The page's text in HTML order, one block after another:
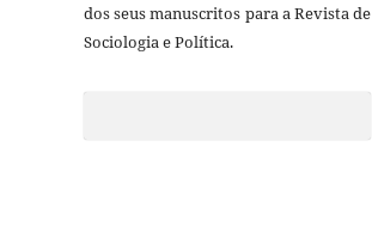
dos seus manuscritos para a Revista de
Sociologia e Política.